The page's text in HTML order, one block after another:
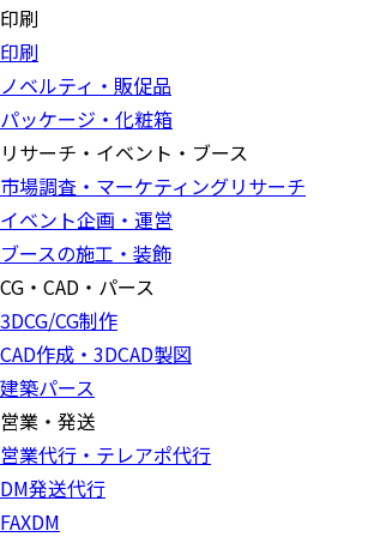
印刷
印刷
ノベルティ・販促品
パッケージ・化粧箱
リサーチ・イベント・ブース
市場調査・マーケティングリサーチ
イベント企画・運営
ブースの施工・装飾
CG・CAD・パース
3DCG/CG制作
CAD作成・3DCAD製図
建築パース
営業・発送
営業代行・テレアポ代行
DM発送代行
FAXDM